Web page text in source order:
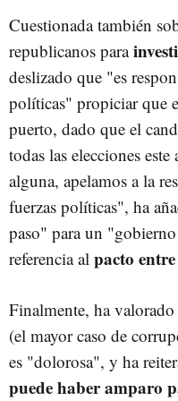
Cuestionada también
republicanos para
deslizado que "es
políticas" propiciar que
puerto, dado que el
todas las elecciones
alguna, apelamos a la
fuerzas políticas", ha
paso" para un
referencia al pacto
Finalmente, ha
(el mayor caso de
es "dolorosa", y ha
puede haber amparo